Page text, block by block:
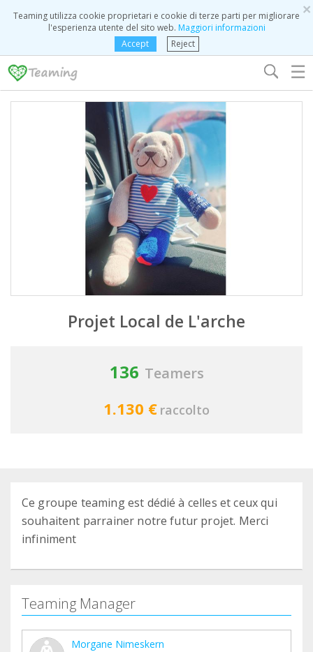
×
Teaming utilizza cookie proprietari e cookie di terze parti per migliorare
l'esperienza utente del sito web. Maggiori informazioni
Accept
Reject
☰
Projet Local de L'arche
136 Teamers
1.130 € raccolto
Ce groupe teaming est dédié à celles et ceux qui
souhaitent parrainer notre futur projet. Merci
infiniment
Teaming Manager
Morgane Nimeskern